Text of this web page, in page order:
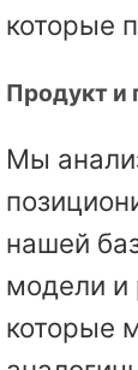
которые
Продукт и
Мы
нашей
модели и
которые